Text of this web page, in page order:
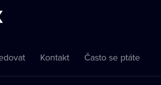
Kontakt Často se ptáte